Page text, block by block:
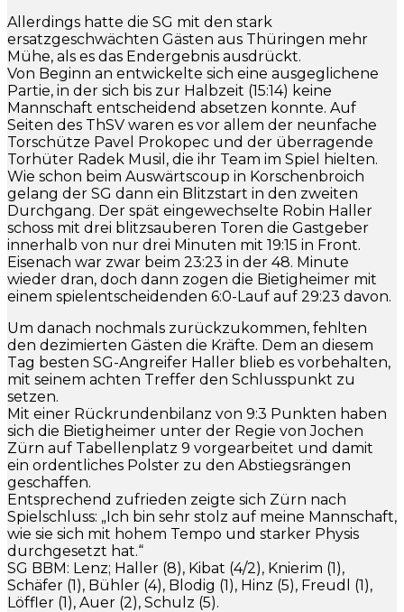
Allerdings hatte die SG mit den stark
ersatzgeschwächten Gästen aus Thüringen mehr
Mühe, als es das Endergebnis ausdrückt.
Von Beginn an entwickelte sich eine ausgeglichene
Partie, in der sich bis zur Halbzeit (15:14) keine
Mannschaft entscheidend absetzen konnte. Auf
Seiten des ThSV waren es vor allem der neunfache
Torschütze Pavel Prokopec und der überragende
Torhüter Radek Musil, die ihr Team im Spiel hielten.
Wie schon beim Auswärtscoup in Korschenbroich
gelang der SG dann ein Blitzstart in den zweiten
Durchgang. Der spät eingewechselte Robin Haller
schoss mit drei blitzsauberen Toren die Gastgeber
innerhalb von nur drei Minuten mit 19:15 in Front.
Eisenach war zwar beim 23:23 in der 48. Minute
wieder dran, doch dann zogen die Bietigheimer mit
einem spielentscheidenden 6:0-Lauf auf 29:23 davon.
Um danach nochmals zurückzukommen, fehlten
den dezimierten Gästen die Kräfte. Dem an diesem
Tag besten SG-Angreifer Haller blieb es vorbehalten,
mit seinem achten Treffer den Schlusspunkt zu
setzen.
Mit einer Rückrundenbilanz von 9:3 Punkten haben
sich die Bietigheimer unter der Regie von Jochen
Zürn auf Tabellenplatz 9 vorgearbeitet und damit
ein ordentliches Polster zu den Abstiegsrängen
geschaffen.
Entsprechend zufrieden zeigte sich Zürn nach
Spielschluss: „Ich bin sehr stolz auf meine Mannschaft,
wie sie sich mit hohem Tempo und starker Physis
durchgesetzt hat.“
SG BBM: Lenz; Haller (8), Kibat (4/2), Knierim (1),
Schäfer (1), Bühler (4), Blodig (1), Hinz (5), Freudl (1),
Löffler (1), Auer (2), Schulz (5).